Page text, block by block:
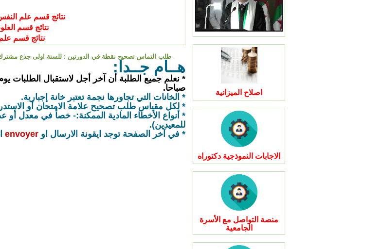
اصلاح الميزانية
الاجابات النموذجية دكتوراه
منصة التواصل مع الأسرة
الجامعية
نتائج قسم علم
نتائج قسم
نتائج قسم علم
طلب التماس تصحيح نقطة في الدورتين : للسنة اولى جذع مشترك تكنولوجيا - الموسم
هــام جــدا:
* نعلم جميع الطلبة أن آخر أجل لاستقبال الطلبات
صباحا.
* الخانات التي تجاورها نجمة تعتبر خانة إجبارية.
* لكل مقياس طلب تصحيح علامة الامتحان أو
* أنواع الأخطاء المادية الممكنة:- خصأ في معدل أو
للمعيدين).
* في آخر الصفحة توجد ايقونة الارسال او envoyer